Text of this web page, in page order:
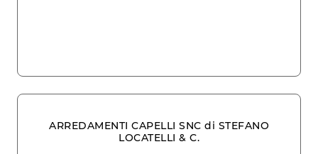
ARREDAMENTI CAPELLI SNC di STEFANO
LOCATELLI & C.